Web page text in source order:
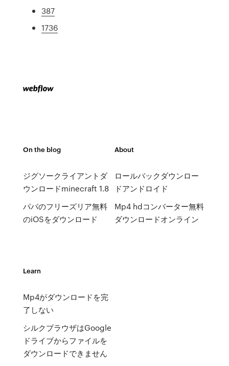
387
1736
On the blog
ジグソークライアントダ
ウンロードminecraft 1.8
パパのフリーズリア無料
のiOSをダウンロード
About
ロールバックダウンロー
ドアンドロイド
Mp4 hdコンバーター無料
ダウンロードオンライン
Learn
Mp4がダウンロードを完
了しない
シルクブラウザはGoogle
ドライブからファイルを
ダウンロードできません